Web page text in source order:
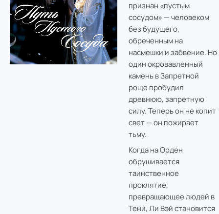
признан «пустым
сосудом» — человеком
без будущего,
обреченным на
насмешки и забвение. Но
один окровавленный
камень в Запретной
роще пробудил
древнюю, запретную
силу. Теперь он не копит
свет — он пожирает
тьму.
Когда на Орден
обрушивается
таинственное
проклятие,
превращающее людей в
Тени, Ли Вэй становится